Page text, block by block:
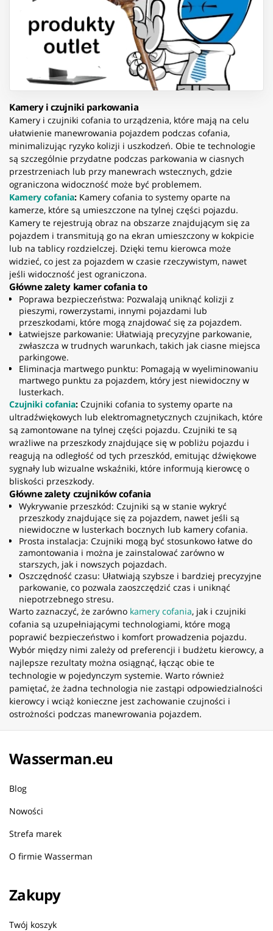
Kamery i czujniki parkowania
Kamery i czujniki cofania to urządzenia, które mają na celu
ułatwienie manewrowania pojazdem podczas cofania,
minimalizując ryzyko kolizji i uszkodzeń. Obie te technologie
są szczególnie przydatne podczas parkowania w ciasnych
przestrzeniach lub przy manewrach wstecznych, gdzie
ograniczona widoczność może być problemem.
Kamery cofania: Kamery cofania to systemy oparte na
kamerze, które są umieszczone na tylnej części pojazdu.
Kamery te rejestrują obraz na obszarze znajdującym się za
pojazdem i transmitują go na ekran umieszczony w kokpicie
lub na tablicy rozdzielczej. Dzięki temu kierowca może
widzieć, co jest za pojazdem w czasie rzeczywistym, nawet
jeśli widoczność jest ograniczona.
Główne zalety kamer cofania to
Poprawa bezpieczeństwa: Pozwalają uniknąć kolizji z
pieszymi, rowerzystami, innymi pojazdami lub
przeszkodami, które mogą znajdować się za pojazdem.
Łatwiejsze parkowanie: Ułatwiają precyzyjne parkowanie,
zwłaszcza w trudnych warunkach, takich jak ciasne miejsca
parkingowe.
Eliminacja martwego punktu: Pomagają w wyeliminowaniu
martwego punktu za pojazdem, który jest niewidoczny w
lusterkach.
Czujniki cofania: Czujniki cofania to systemy oparte na
ultradźwiękowych lub elektromagnetycznych czujnikach, które
są zamontowane na tylnej części pojazdu. Czujniki te są
wrażliwe na przeszkody znajdujące się w pobliżu pojazdu i
reagują na odległość od tych przeszkód, emitując dźwiękowe
sygnały lub wizualne wskaźniki, które informują kierowcę o
bliskości przeszkody.
Główne zalety czujników cofania
Wykrywanie przeszkód: Czujniki są w stanie wykryć
przeszkody znajdujące się za pojazdem, nawet jeśli są
niewidoczne w lusterkach bocznych lub kamery cofania.
Prosta instalacja: Czujniki mogą być stosunkowo łatwe do
zamontowania i można je zainstalować zarówno w
starszych, jak i nowszych pojazdach.
Oszczędność czasu: Ułatwiają szybsze i bardziej precyzyjne
parkowanie, co pozwala zaoszczędzić czas i uniknąć
niepotrzebnego stresu.
Warto zaznaczyć, że zarówno kamery cofania, jak i czujniki
cofania są uzupełniającymi technologiami, które mogą
poprawić bezpieczeństwo i komfort prowadzenia pojazdu.
Wybór między nimi zależy od preferencji i budżetu kierowcy, a
najlepsze rezultaty można osiągnąć, łącząc obie te
technologie w pojedynczym systemie. Warto również
pamiętać, że żadna technologia nie zastąpi odpowiedzialności
kierowcy i wciąż konieczne jest zachowanie czujności i
ostrożności podczas manewrowania pojazdem.
Wasserman.eu
Blog
Nowości
Strefa marek
O firmie Wasserman
Zakupy
Twój koszyk